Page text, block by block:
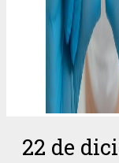
22 de